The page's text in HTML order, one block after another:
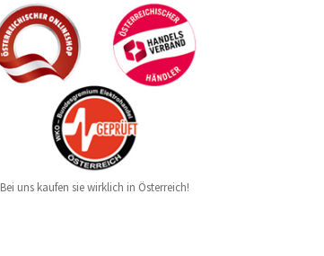
Bei uns kaufen sie wirklich in Österreich!